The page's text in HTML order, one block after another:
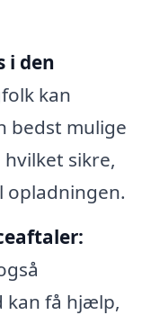
i den
kan
bedst mulige
sikre,
opladningen.
kan få hjælp,